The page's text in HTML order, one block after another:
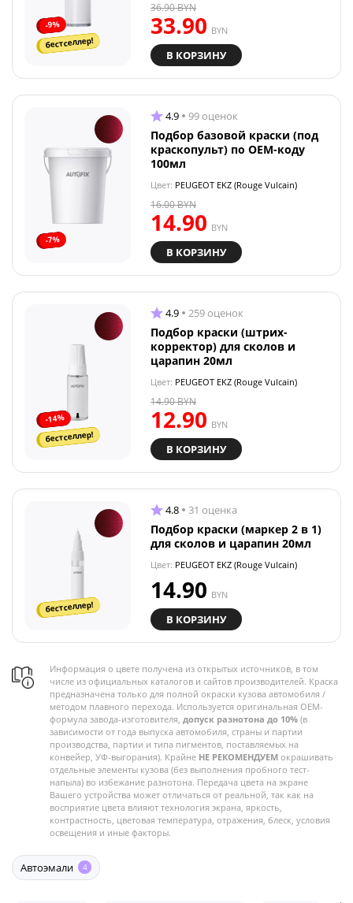
-9%
бестселлер!
33.90 BYN
36.90BYN
В КОРЗИНУ
-7%
4.9 99 оценок
Подбор базовой краски (под
краскопульт) по OEM-коду
100мл
Цвет: PEUGEOT EKZ (Rouge Vulcain)
14.90 BYN
16.00BYN
В КОРЗИНУ
-14%
бестселлер!
4.9 259 оценок
Подбор краски (штрих-
корректор) для сколов и
царапин 20мл
Цвет: PEUGEOT EKZ (Rouge Vulcain)
12.90 BYN
14.90BYN
В КОРЗИНУ
бестселлер!
4.8 31 оценка
Подбор краски (маркер 2 в 1)
для сколов и царапин 20мл
Цвет: PEUGEOT EKZ (Rouge Vulcain)
14.90 BYN
В КОРЗИНУ
Информация о цвете получена из открытых источников, в том
числе из официальных каталогов и сайтов производителей. Краска
предназначена только для полной окраски кузова автомобиля /
методом плавного перехода. Используется оригинальная OEM-
формула завода-изготовителя, допуск разнотона до 10% (в
зависимости от года выпуска автомобиля, страны и партии
производства, партии и типа пигментов, поставляемых на
конвейер, УФ-выгорания). Крайне НЕ РЕКОМЕНДУЕМ окрашивать
отдельные элементы кузова (без выполнения пробного тест-
напыла) во избежание разнотона. Передача цвета на экране
Вашего устройства может отличаться от реальной, так как на
восприятие цвета влияют технология экрана, яркость,
контрастность, цветовая температура, отражения, блеск, условия
освещения и иные факторы.
Автоэмали 4